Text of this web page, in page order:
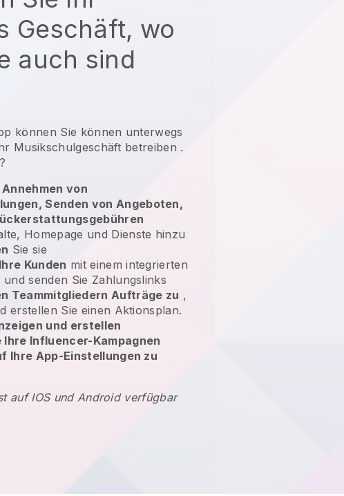
Geschäft, wo
auch sind
können Sie können unterwegs
Musikschulgeschäft betreiben .
von
Senden von Angeboten,
Homepage und Dienste hinzu
Sie sie
Kunden mit einem integrierten
senden Sie Zahlungslinks
Teammitgliedern Aufträge zu ,
erstellen Sie einen Aktionsplan.
und erstellen
Influencer-Kampagnen
Ihre App-Einstellungen zu
auf IOS und Android verfügbar